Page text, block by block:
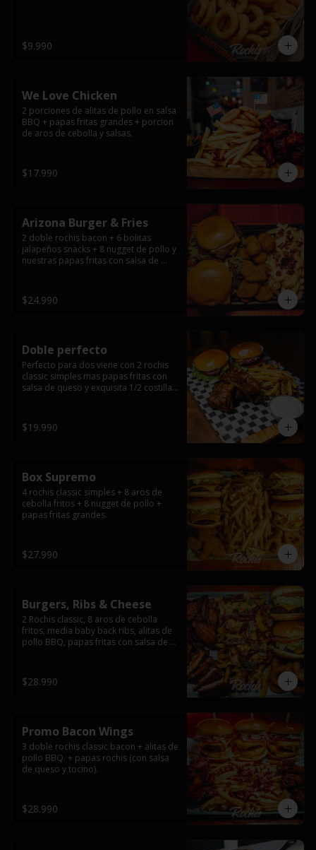
$9.990
We Love Chicken
2 porciones de alitas de pollo en salsa
BBQ + papas fritas grandes + porcion
de aros de cebolla y salsas.
$17.990
Arizona Burger & Fries
2 doble rochis bacon + 6 bolitas
jalapeños snacks + 8 nugget de pollo y
nuestras papas fritas con salsa de
$24.990
Doble perfecto
Perfecto para dos viene con 2 rochis
classic simples mas papas fritas con
salsa de queso y exquisita 1/2 costilla
$19.990
Box Supremo
4 rochis classic simples + 8 aros de
cebolla fritos + 8 nugget de pollo +
papas fritas grandes.
$27.990
Burgers, Ribs & Cheese
2 Rochis classic, 8 aros de cebolla
fritos, media baby back ribs, alitas de
pollo BBQ, papas fritas con salsa de
$28.990
Promo Bacon Wings
3 doble rochis classic bacon + alitas de
pollo BBQ. + papas rochis (con salsa
de queso y tocino).
$28.990